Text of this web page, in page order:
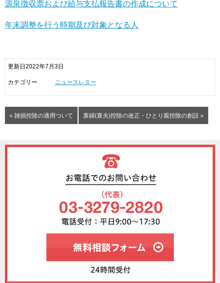
源泉徴収票および給与支払報告書の作成について
年末調整を行う時期及び対象となる人
更新日2022年7月3日
カテゴリー ニュースレター
« 雑損控除の適用ついて 寡婦(寡夫)控除の改正・ひとり親控除の創設 »